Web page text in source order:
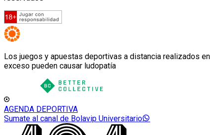
Los juegos y apuestas deportivas a distancia realizados en
exceso pueden causar ludopatía
AGENDA DEPORTIVA
Sumate al canal de Bolavip Universitario